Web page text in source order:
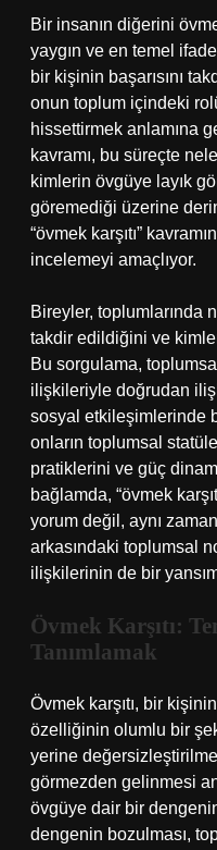
Bir insanın diğerini
yaygın ve en temel
bir kişinin başarısını
onun toplum içindeki
hissettirmek anlamına
kavramı, bu süreçte
kimlerin övgüye layık
göremediği üzerine
“övmek karşıtı”
incelemeyi amaçlıyor.
Bireyler, toplumlarında
takdir edildiğini ve
Bu sorgulama,
ilişkileriyle doğrudan
sosyal etkileşimlerinde
onların toplumsal
pratiklerini ve güç
bağlamda, “övmek
yorum değil, aynı
arkasındaki toplumsal
ilişkilerinin de bir
Övmek Karşıtı:
Tanımlamak
Övmek karşıtı, bir
özelliğinin olumlu bir
yerine
görmezden gelinmesi
övgüye dair bir
dengenin bozulması,